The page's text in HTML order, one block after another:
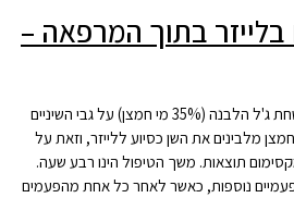
בלייזר בתוך המרפאה –
בשיטה זו רופא השיניים מורח משחת ג'ל הלבנה (35% מי חמצן) על גבי השיניים
מלבינים את השן כסיוע ללייזר, וזאת על
תוצאות. משך הטיפול הינו רבע שעה.
נוספות, כאשר לאחר כל אחת מהפעמים